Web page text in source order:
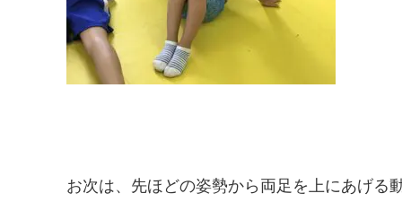
お次は、先ほどの姿勢から両足を上にあげる